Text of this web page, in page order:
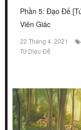
Phần 5: Đạo Đế
Viên Giác
22 Tháng 4, 2021
Tứ Diệu Đế